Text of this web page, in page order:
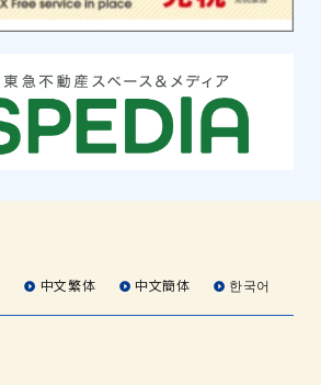
中文繁体 中文簡体 한국어